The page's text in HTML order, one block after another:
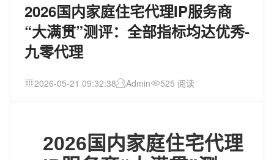
2026国内家庭住宅代理IP服务商
“大满贯”测评：全部指标均达优秀-
九零代理
2026-05-21 09:32:38 Admin 525 阅读
2026国内家庭住宅代理